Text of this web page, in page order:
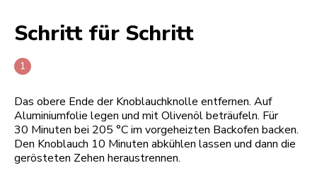
Schritt für Schritt
Das obere Ende der Knoblauchknolle entfernen. Auf
Aluminiumfolie legen und mit Olivenöl beträufeln. Für
30 Minuten bei 205 °C im vorgeheizten Backofen backen.
Den Knoblauch 10 Minuten abkühlen lassen und dann die
gerösteten Zehen heraustrennen.